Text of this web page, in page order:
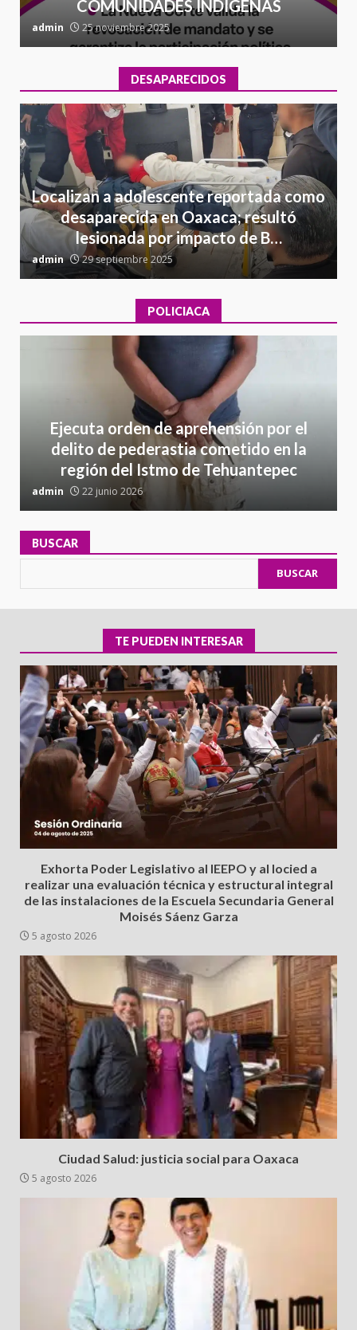
COMUNIDADES INDÍGENAS
admin 25 noviembre 2025
DESAPARECIDOS
Localizan a adolescente reportada como
desaparecida en Oaxaca; resultó
lesionada por impacto de B…
admin 29 septiembre 2025
POLICIACA
Ejecuta orden de aprehensión por el
delito de pederastia cometido en la
región del Istmo de Tehuantepec
admin 22 junio 2026
BUSCAR
BUSCAR
TE PUEDEN INTERESAR
Exhorta Poder Legislativo al IEEPO y al Iocied a
realizar una evaluación técnica y estructural integral
de las instalaciones de la Escuela Secundaria General
Moisés Sáenz Garza
5 agosto 2026
Ciudad Salud: justicia social para Oaxaca
5 agosto 2026